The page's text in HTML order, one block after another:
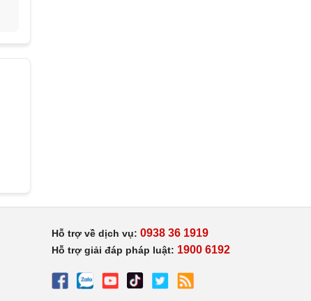
Hỗ trợ về dịch vụ: 0938 36 1919
Hỗ trợ giải đáp pháp luật: 1900 6192